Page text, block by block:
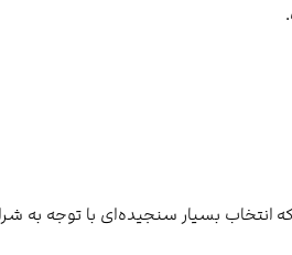
خود را در بستر 4 بروکر زیر ارائه می‌نماید، که انتخاب بسیار سنجیده‌ای با توجه